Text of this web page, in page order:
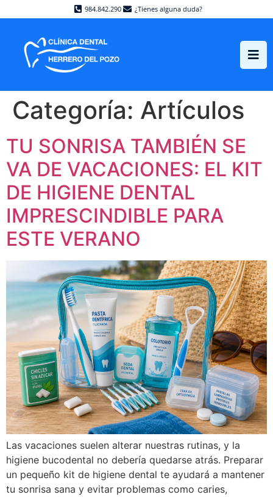
984.842.290 ¿Tienes alguna duda?
Categoría: Artículos
TU SONRISA TAMBIÉN SE
VA DE VACACIONES: EL KIT
DE HIGIENE DENTAL
IMPRESCINDIBLE PARA
ESTE VERANO
Las vacaciones suelen alterar nuestras rutinas, y la
higiene bucodental no debería quedarse atrás. Preparar
un pequeño kit de higiene dental te ayudará a mantener
tu sonrisa sana y evitar problemas como caries,